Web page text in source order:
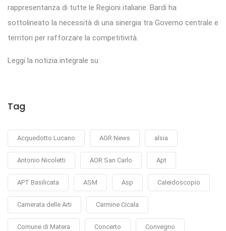
rappresentanza di tutte le Regioni italiane. Bardi ha
sottolineato la necessità di una sinergia tra Governo centrale e
territori per rafforzare la competitività.
Leggi la notizia integrale su
Tag
Acquedotto Lucano AGR News alsia
Antonio Nicoletti AOR San Carlo Apt
APT Basilicata ASM Asp Caleidoscopio
Camerata delle Arti Carmine Cicala
Comune di Matera Concerto Convegno